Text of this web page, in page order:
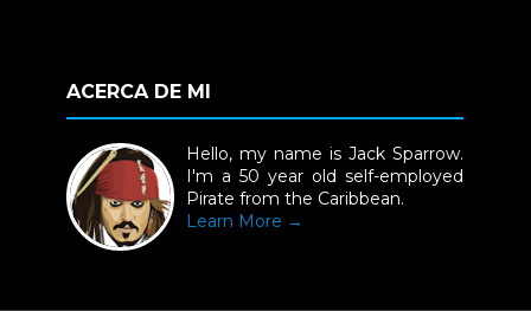
ACERCA DE MI
Hello, my name is Jack Sparrow.
I'm a 50 year old self-employed
Pirate from the Caribbean.
Learn More →